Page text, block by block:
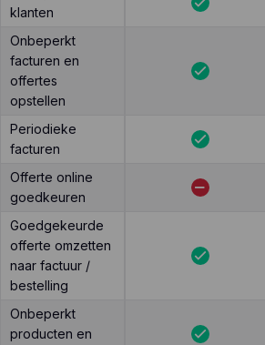
klanten
Onbeperkt
facturen en
offertes
opstellen
Periodieke
facturen
Offerte online
goedkeuren
Goedgekeurde
offerte omzetten
naar factuur /
bestelling
Onbeperkt
producten en